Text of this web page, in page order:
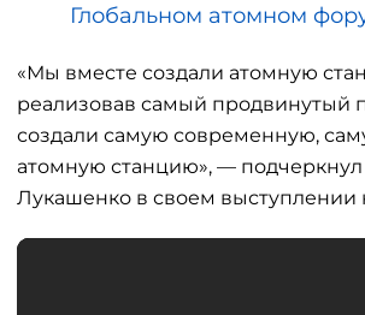
Глобальном атомном
«Мы вместе создали атомную
реализовав самый продвинутый
создали самую современную,
атомную станцию», —
Лукашенко в своем выступлении